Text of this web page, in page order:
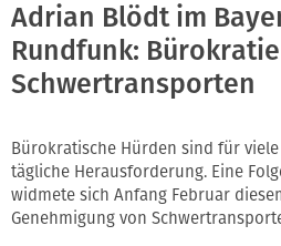
Adrian Blödt im
Rundfunk:
Schwertransporten
Bürokratische Hürden sind für
tägliche Herausforderung. Eine
widmete sich Anfang Februar
Genehmigung von